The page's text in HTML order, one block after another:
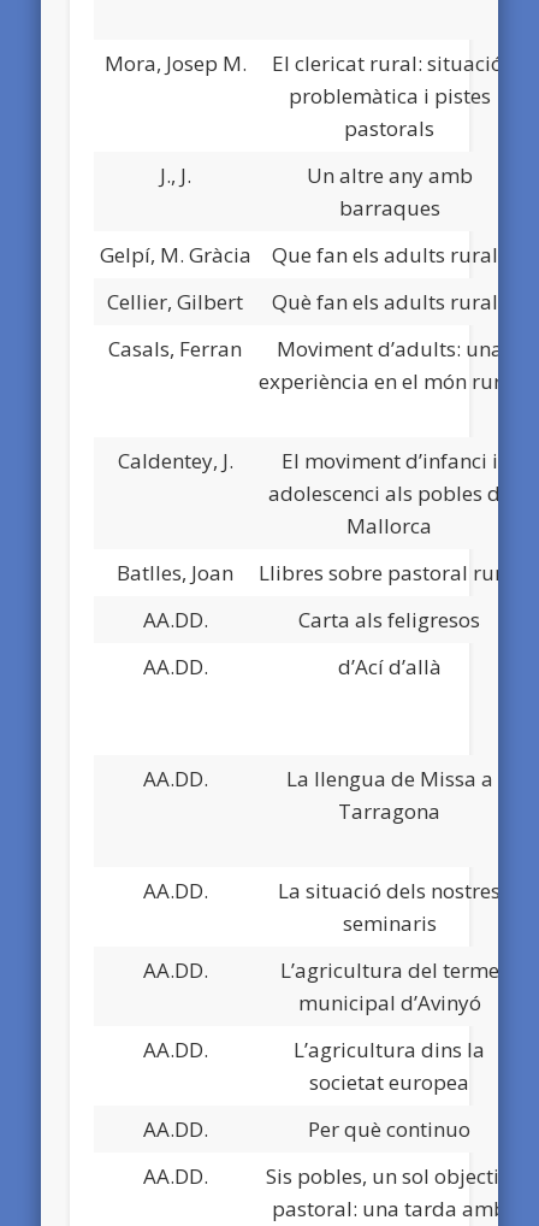
Mora, Josep M.
El clericat rural: situació,
problemàtica i pistes
pastorals
J., J.
Un altre any amb
barraques
Gelpí, M. Gràcia Que fan els adults rurals
Cellier, Gilbert
Què fan els adults rurals
Casals, Ferran
Moviment d’adults: una
experiència en el món rural
Caldentey, J.
El moviment d’infanci i
adolescenci als pobles de
Mallorca
Batlles, Joan Llibres sobre pastoral rural
AA.DD.
Carta als feligresos
AA.DD.
d’Ací d’allà
AA.DD.
La llengua de Missa a
Tarragona
AA.DD.
La situació dels nostres
seminaris
AA.DD.
L’agricultura del terme
municipal d’Avinyó
AA.DD.
L’agricultura dins la
societat europea
AA.DD. Per què continuo
AA.DD.
Sis pobles, un sol objectiu
pastoral: una tarda amb